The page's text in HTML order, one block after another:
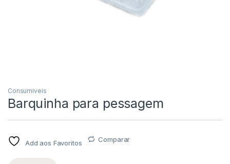
Consumiveis
Barquinha para pessagem
Add aos Favoritos Comparar